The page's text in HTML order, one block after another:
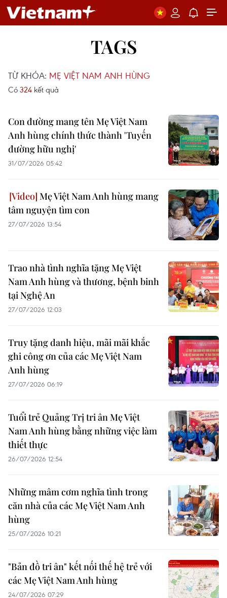
TAGS
TỪ KHÓA: MẸ VIỆT NAM ANH HÙNG
Có 324 kết quả
Con đường mang tên Mẹ Việt Nam
Anh hùng chính thức thành 'Tuyến
đường hữu nghị'
31/07/2026 05:42
Mẹ Việt Nam Anh hùng mang
tâm nguyện tìm con
27/07/2026 13:54
Trao nhà tình nghĩa tặng Mẹ Việt
Nam Anh hùng và thương, bệnh binh
tại Nghệ An
27/07/2026 12:03
Truy tặng danh hiệu, mãi mãi khắc
ghi công ơn của các Mẹ Việt Nam
Anh hùng
27/07/2026 06:19
Tuổi trẻ Quảng Trị tri ân Mẹ Việt
Nam Anh hùng bằng những việc làm
thiết thực
26/07/2026 12:54
Những mâm cơm nghĩa tình trong
căn nhà của các Mẹ Việt Nam Anh
hùng
25/07/2026 10:21
"Bản đồ tri ân" kết nối thế hệ trẻ với
các Mẹ Việt Nam Anh hùng
24/07/2026 07:29